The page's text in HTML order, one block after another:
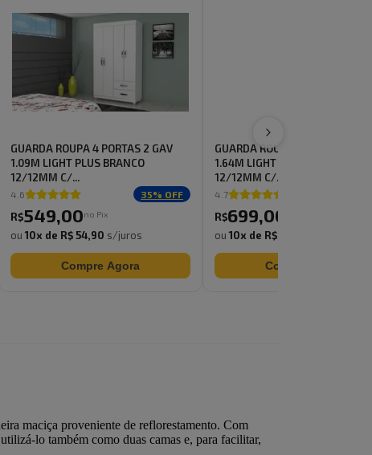
GUARDA ROUPA 4 PORTAS 2 GAV
1.09M LIGHT PLUS BRANCO
12/12MM C/...
4.6 35% OFF
R$549,00no Pix
ou 10x de R$ 54,90 s/juros
Compre Agora
GUARDA ROUPA 6 PORTAS 2
1.64M LIGHT PLUS BRANCO
12/12MM C/...
4.7
R$699,00
ou 10x de R$ 69,90
Compre Agora